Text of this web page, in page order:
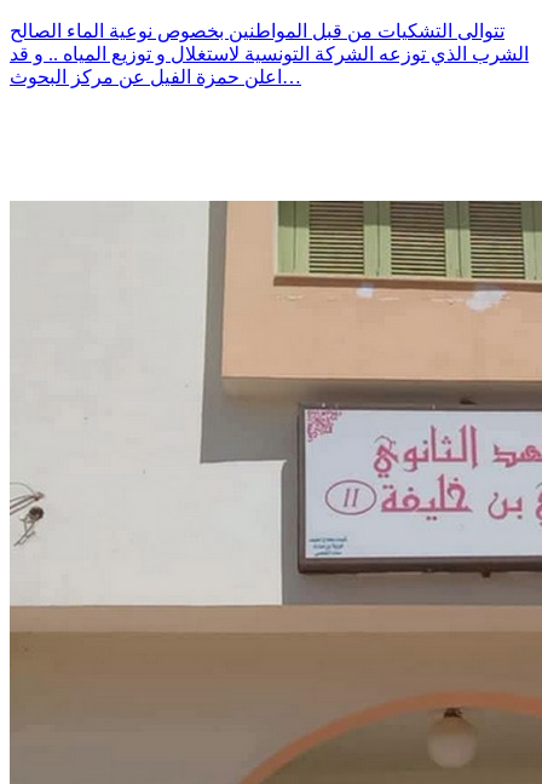
تتوالى التشكيات من قبل المواطنين بخصوص نوعية الماء الصالح
الشرب الذي توزعه الشركة التونسية لاستغلال و توزيع المياه .. و قد
اعلن حمزة الفيل عن مركز البحوث…